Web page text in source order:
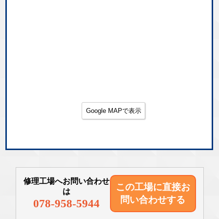
Google MAPで表示
修理工場へお問い合わせ
は
078-958-5944
この工場に直接お
問い合わせする